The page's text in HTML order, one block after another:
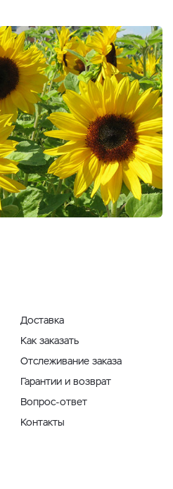
Доставка
Как заказать
Отслеживание заказа
Гарантии и возврат
Вопрос-ответ
Контакты